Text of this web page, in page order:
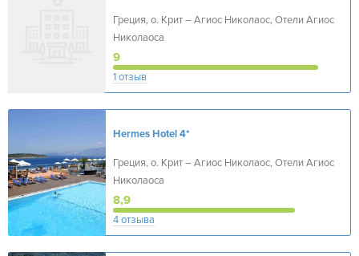
Греция, о. Крит – Агиос Николаос, Отели Агиос
Николаоса
9
1 отзыв
Hermes Hotel4*
Греция, о. Крит – Агиос Николаос, Отели Агиос
Николаоса
8,9
4 отзыва